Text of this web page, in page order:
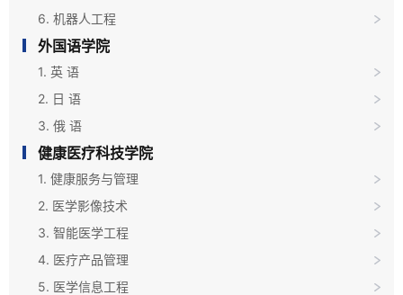
6. 机器人工程
外国语学院
1. 英 语
2. 日 语
3. 俄 语
健康医疗科技学院
1. 健康服务与管理
2. 医学影像技术
3. 智能医学工程
4. 医疗产品管理
5. 医学信息工程